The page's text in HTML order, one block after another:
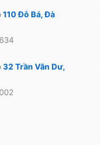
110 Đỗ Bá, Đà
32 Trần Văn Dư,